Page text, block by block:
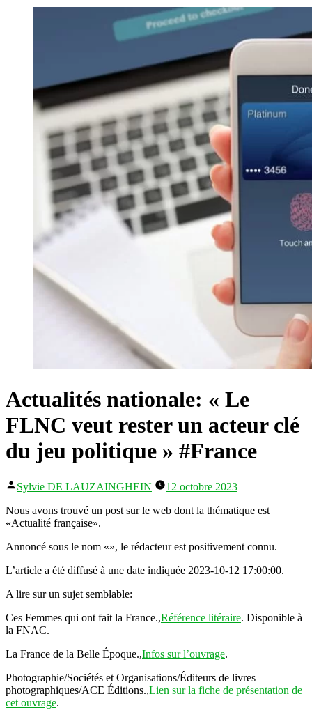
Actualités nationale: « Le
FLNC veut rester un acteur clé
du jeu politique » #France
Publié
Sylvie DE LAUZAINGHEIN
12 octobre 2023
Nous avons trouvé un post sur le web dont la thématique est
«Actualité française».
Annoncé sous le nom «», le rédacteur est positivement connu.
L’article a été diffusé à une date indiquée 2023-10-12 17:00:00.
A lire sur un sujet semblable:
Ces Femmes qui ont fait la France.,Référence litéraire. Disponible à
la FNAC.
La France de la Belle Époque.,Infos sur l’ouvrage.
Photographie/Sociétés et Organisations/Éditeurs de livres
photographiques/ACE Éditions.,Lien sur la fiche de présentation de
cet ouvrage.